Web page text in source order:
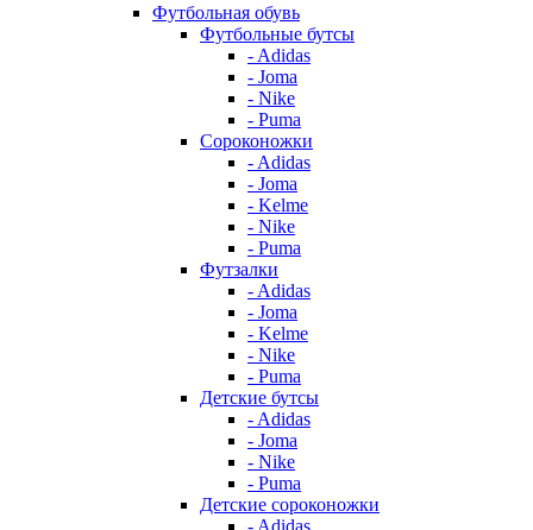
Футбольная обувь
Футбольные бутсы
- Adidas
- Joma
- Nike
- Puma
Сороконожки
- Adidas
- Joma
- Kelme
- Nike
- Puma
Футзалки
- Adidas
- Joma
- Kelme
- Nike
- Puma
Детские бутсы
- Adidas
- Joma
- Nike
- Puma
Детские сороконожки
- Adidas